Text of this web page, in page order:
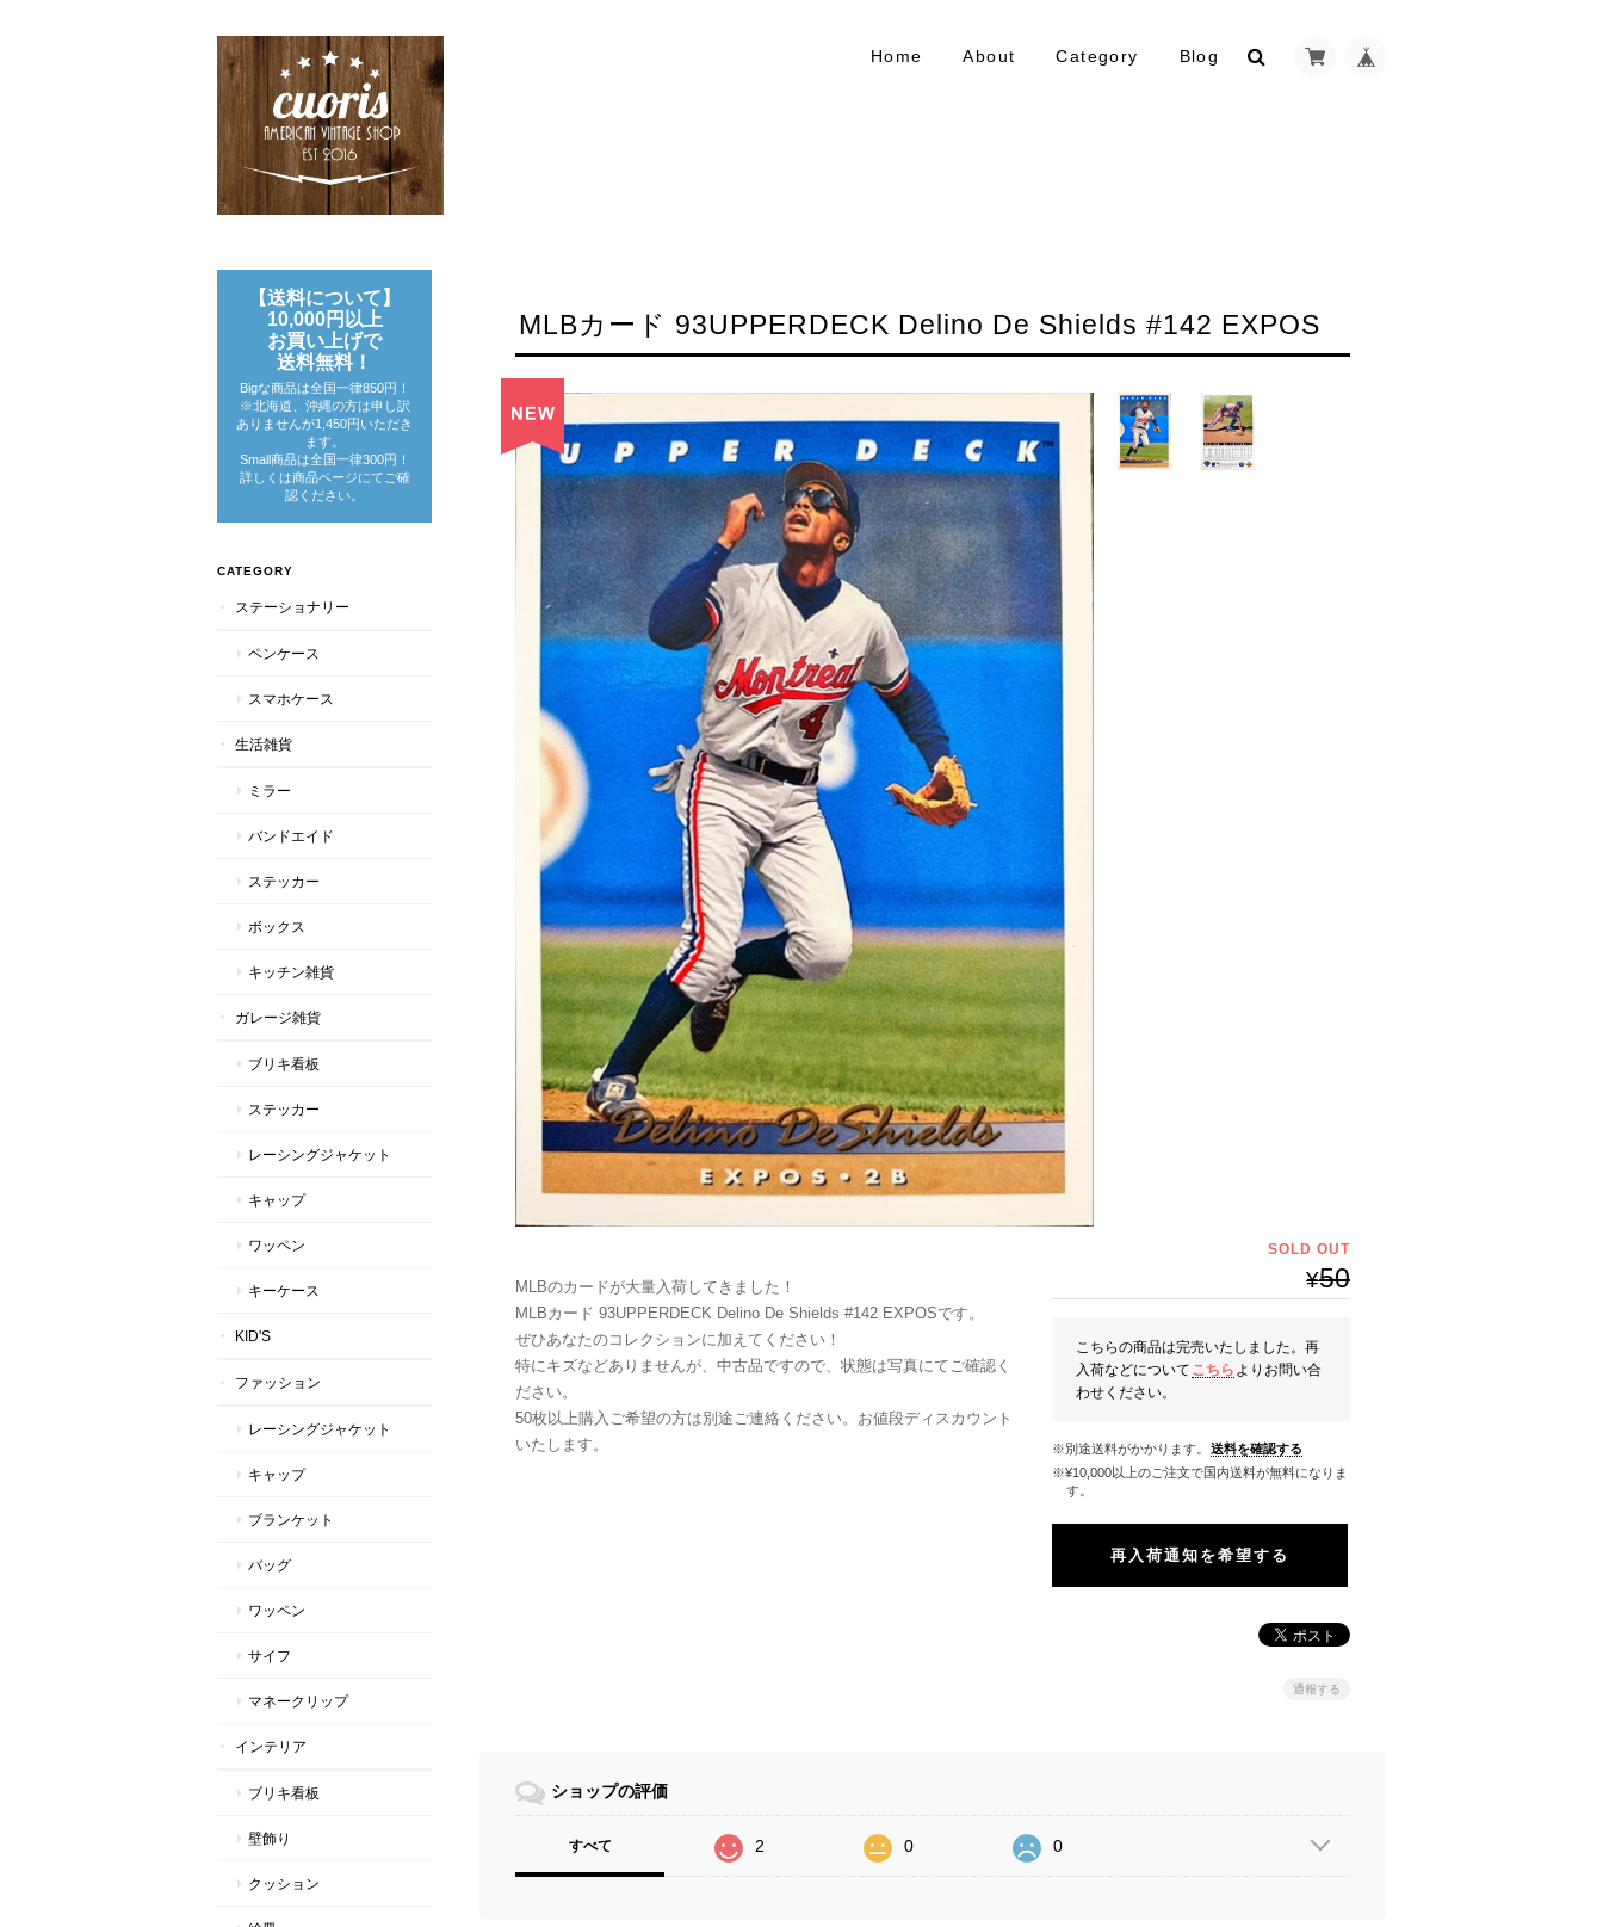
Home About Category Blog
MLBカード 93UPPERDECK Delino De Shields #142 EXPOS
MLBのカードが大量入荷してきました！
MLBカード 93UPPERDECK Delino De Shields #142 EXPOSです。
ぜひあなたのコレクションに加えてください！
特にキズなどありませんが、中古品ですので、状態は写真にてご確認く
ださい。
50枚以上購入ご希望の方は別途ご連絡ください。お値段ディスカウント
いたします。
SOLD OUT
¥50
こちらの商品は完売いたしました。再
入荷などについて こちら よりお問い合
わせください。
※別途送料がかかります。 送料を確認する
※¥10,000以上のご注文で国内送料が無料になりま
す。
再入荷通知を希望する
通報する
ショップの評価
すべて 2 0 0
【送料について】
10,000円以上
お買い上げで
送料無料！
Bigな商品は全国一律850円！
※北海道、沖縄の方は申し訳
ありませんが1,450円いただき
ます。
Small商品は全国一律300円！
詳しくは商品ページにてご確
認ください。
CATEGORY
ステーショナリー
ペンケース
スマホケース
生活雑貨
ミラー
バンドエイド
ステッカー
ボックス
キッチン雑貨
ガレージ雑貨
ブリキ看板
ステッカー
レーシングジャケット
キャップ
ワッペン
キーケース
KID'S
ファッション
レーシングジャケット
キャップ
ブランケット
バッグ
ワッペン
サイフ
マネークリップ
インテリア
ブリキ看板
壁飾り
クッション